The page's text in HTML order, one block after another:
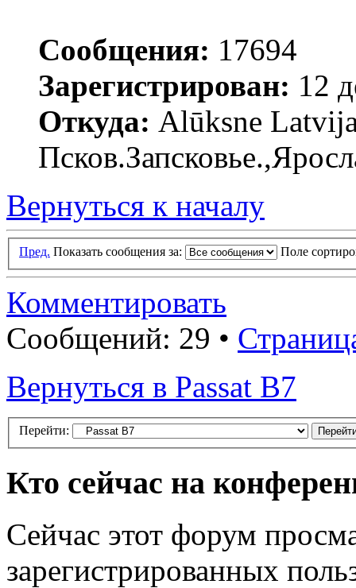
Сообщения: 17694
Зарегистрирован: 12
Откуда: Alūksne
Вернуться к началу
Пред. Показать сообщения за: Поле
Комментировать
Сообщений: 29 •
Вернуться в Passat B7
Перейти:
Кто сейчас на
Сейчас этот форум
зарегистрированных